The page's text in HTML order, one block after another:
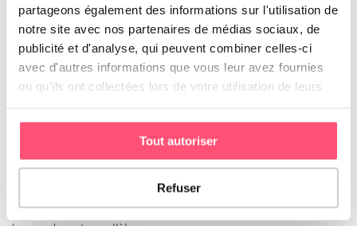
partageons également des informations sur l'utilisation de
notre site avec nos partenaires de médias sociaux, de
publicité et d'analyse, qui peuvent combiner celles-ci
avec d'autres informations que vous leur avez fournies
ou qu'ils ont collectées lors de votre utilisation de leurs
Tout autoriser
Refuser
Le corps du Beagle
Le corps du Beagle possède un dos horizontal et ferme. Ses
reins sont puissants et souples. Sa poitrine descend sous le
l’arrière. Son ventre n’est pas exagérément relevé et ses
sont solides, ne tournant ni en dehors, ni en dedans.
Ses cuisses sont musclées et ses jarrets sont fermes, bien